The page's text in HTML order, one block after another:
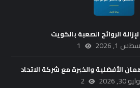
الروائح الصعبة بالكويت
1, 2026
1
الأفضلية والخبرة مع شركة الاتحاد
30, 2026
2